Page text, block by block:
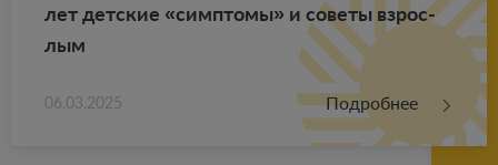
лет дет­ские «симп­то­мы» и со­ве­ты взрос­
лым
06.03.2025 Подробнее